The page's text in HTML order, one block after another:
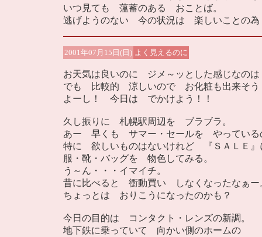
いつ見ても 薀蓄のある おことば。
逃げようのない 今の状況は 楽しいことの為
2001年07月15日(日) よく見えるのに
お天気は良いのに ジメ～ッとした感じなの
でも 比較的 涼しいので お化粧も出来そう
よーし！ 今日は でかけよう！！
久し振りに 札幌駅周辺を ブラブラ。
あー 早くも サマー・セールを やっている
特に 欲しいものはないけれど 『ＳＡＬＥ』
服・靴・バッグを 物色してみる。
う～ん・・・イマイチ。
昔に比べると 衝動買い しなくなったなぁー
ちょっとは おりこうになったのかも？
今日の目的は コンタクト・レンズの新調。
地下鉄に乗っていて 向かい側のホームの